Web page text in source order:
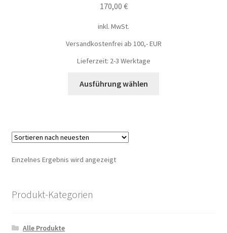
170,00 €
inkl. MwSt.
Versandkostenfrei ab 100,- EUR
Lieferzeit: 2-3 Werktage
Ausführung wählen
Einzelnes Ergebnis wird angezeigt
Produkt-Kategorien
Alle Produkte